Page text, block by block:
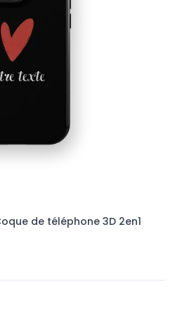
de téléphone 3D 2en1